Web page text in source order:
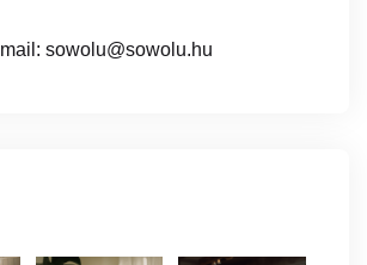
sowolu@sowolu.hu